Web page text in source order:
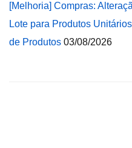
[Melhoria] Compras:
Lote para Produtos
de Produtos 03/08/2026